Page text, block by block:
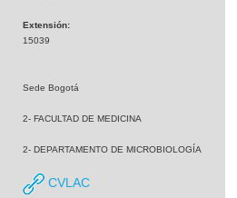
Extensión:
15039
Sede Bogotá
2- FACULTAD DE MEDICINA
2- DEPARTAMENTO DE MICROBIOLOGÍA
CVLAC